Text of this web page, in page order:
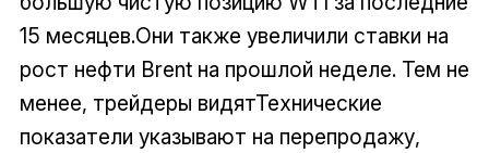
15 месяцев.Они также увеличили ставки на
рост нефти Brent на прошлой неделе. Тем не
менее, трейдеры видятТехнические
показатели указывают на перепродажу,